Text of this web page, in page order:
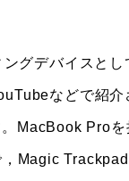
グデバイスと
などで紹介
MacBook Pro
Magic